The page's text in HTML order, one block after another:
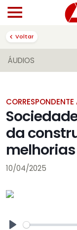
Voltar
ÁUDIOS
CORRESPONDENTE
da
10/04/2025